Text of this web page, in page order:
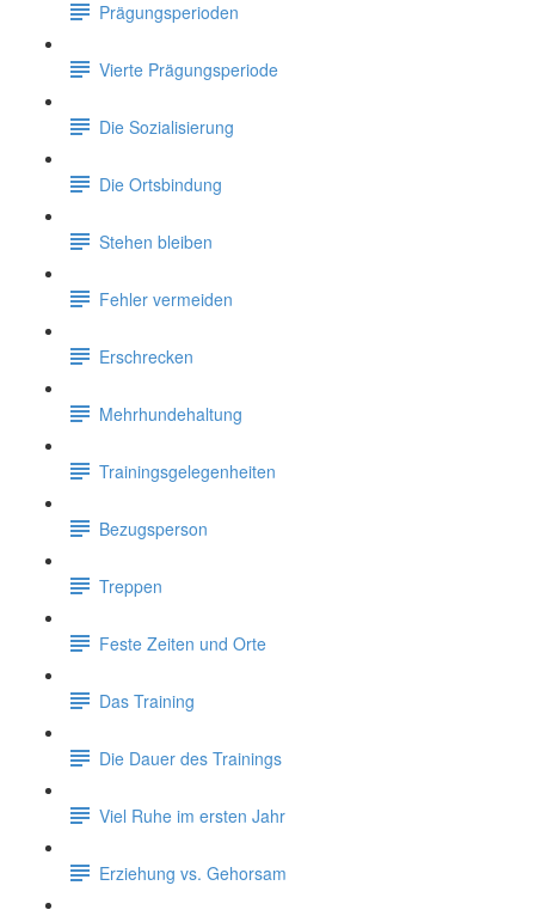
Prägungsperioden
Vierte Prägungsperiode
Die Sozialisierung
Die Ortsbindung
Stehen bleiben
Fehler vermeiden
Erschrecken
Mehrhundehaltung
Trainingsgelegenheiten
Bezugsperson
Treppen
Feste Zeiten und Orte
Das Training
Die Dauer des Trainings
Viel Ruhe im ersten Jahr
Erziehung vs. Gehorsam